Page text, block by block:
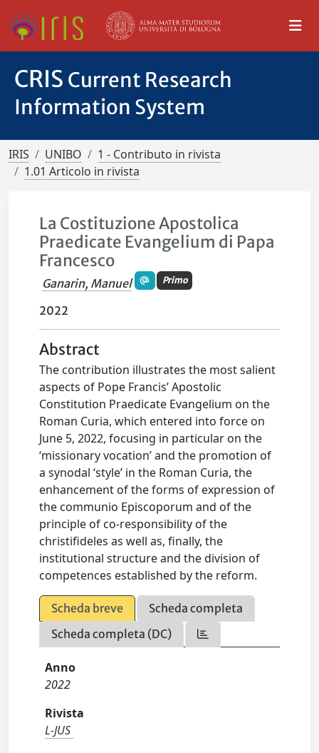
CRIS Current Research
Information System
IRIS UNIBO
1 - Contributo in rivista
1.01 Articolo in rivista
La Costituzione Apostolica
Praedicate Evangelium di Papa
Francesco
Ganarin, Manuel Primo
2022
Abstract
The contribution illustrates the most salient
aspects of Pope Francis’ Apostolic
Constitution Praedicate Evangelium on the
Roman Curia, which entered into force on
June 5, 2022, focusing in particular on the
‘missionary vocation’ and the promotion of
a synodal ‘style’ in the Roman Curia, the
enhancement of the forms of expression of
the communio Episcoporum and of the
principle of co-responsibility of the
christifideles as well as, finally, the
institutional structure and the division of
competences established by the reform.
Scheda breve
Scheda completa
Scheda completa (DC)
Anno
2022
Rivista
L-JUS